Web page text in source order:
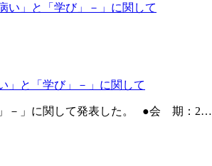
」と「学び」－」に関して
」－」に関して発表した。 ●会 期：2…